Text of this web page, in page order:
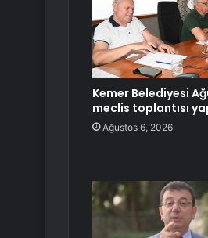
Kemer Belediyesi
meclis toplantısı
Ağustos 6, 2026